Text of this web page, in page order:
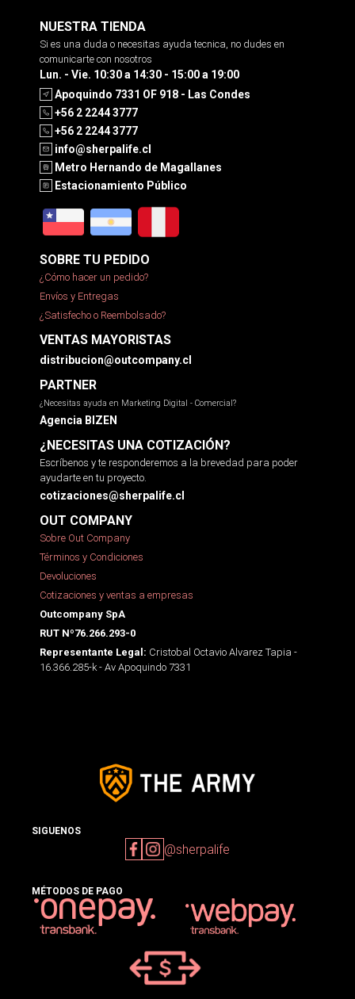
NUESTRA TIENDA
Si es una duda o necesitas ayuda tecnica, no dudes en
comunicarte con nosotros
Lun. - Vie. 10:30 a 14:30 - 15:00 a 19:00
Apoquindo 7331 OF 918 - Las Condes
+56 2 2244 3777
+56 2 2244 3777
info@sherpalife.cl
Metro Hernando de Magallanes
Estacionamiento Público
SOBRE TU PEDIDO
¿Cómo hacer un pedido?
Envíos y Entregas
¿Satisfecho o Reembolsado?
VENTAS MAYORISTAS
distribucion@outcompany.cl
PARTNER
¿Necesitas ayuda en Marketing Digital - Comercial?
Agencia BIZEN
¿NECESITAS UNA COTIZACIÓN?
Escríbenos y te responderemos a la brevedad para poder
ayudarte en tu proyecto.
cotizaciones@sherpalife.cl
OUT COMPANY
Sobre Out Company
Términos y Condiciones
Devoluciones
Cotizaciones y ventas a empresas
Outcompany SpA
RUT Nº76.266.293-0
Representante Legal: Cristobal Octavio Alvarez Tapia -
16.366.285-k - Av Apoquindo 7331
SIGUENOS
@sherpalife
MÉTODOS DE PAGO